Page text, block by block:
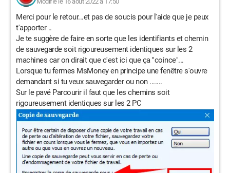
Merci pour le retour...et pas de soucis pour l'aide que je peux
t'apporter ..
Je te suggère de faire en sorte que les identifiants et chemin
de sauvegarde soit rigoureusement identiques sur les 2
machines car on dirait que c'est ici que ça "coince"...
Lorsque tu fermes MsMoney en principe une fenêtre s'ouvre
demandant si tu veux sauvegarder ou non .......
Sur le pavé Parcourir il faut que les chemins soit
rigoureusement identiques sur les 2 PC